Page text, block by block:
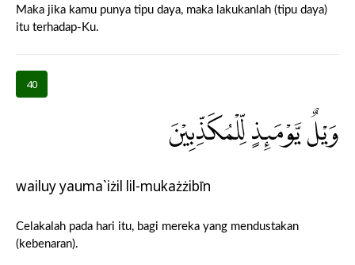
Maka jika kamu punya tipu daya, maka lakukanlah (tipu daya)
itu terhadap-Ku.
40
وَيْلٌ يَّوْمَىِٕذٍ لِّلْمُكَذِّبِيْنَ
wailuy yauma`iżil lil-mukażżibīn
Celakalah pada hari itu, bagi mereka yang mendustakan
(kebenaran).